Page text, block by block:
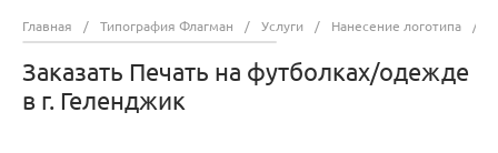
Главная / Типография Флагман / Услуги / Нанесение логотипа /
Заказать Печать на футболках/одежде
в г. Геленджик